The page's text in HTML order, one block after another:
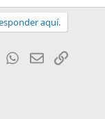
aquí.
Tumblr WhatsApp
EmailEnlace